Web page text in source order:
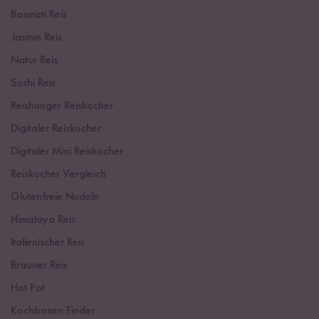
Basmati Reis
Jasmin Reis
Natur Reis
Sushi Reis
Reishunger Reiskocher
Digitaler Reiskocher
Digitaler Mini Reiskocher
Reiskocher Vergleich
Glutenfreie Nudeln
Himalaya Reis
Italienischer Reis
Brauner Reis
Hot Pot
Kochboxen Finder